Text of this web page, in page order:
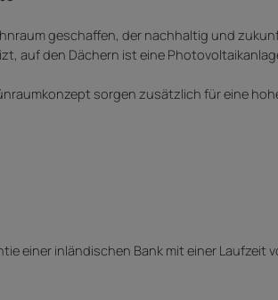
geschaffen, der nachhaltig und
auf den Dächern ist eine
sorgen zusätzlich für eine
einer inländischen Bank mit einer Laufzeit